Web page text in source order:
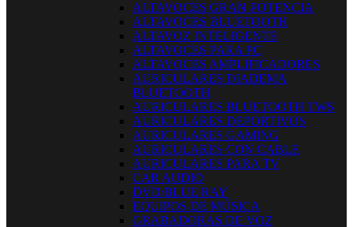
ALTAVOCES GRAN POTENCIA
ALTAVOCES BLUETOOTH
ALTAVOZ INTELIGENTE
ALTAVOCES PARA PC
ALTAVOCES AMPLIFICADORES
AURICULARES DIADEMA
BLUETOOTH
AURICULARES BLUETOOTH TWS
AURICULARES DEPORTIVOS
AURICULARES GAMING
AURICULARES CON CABLE
AURICULARES PARA TV
CAR AUDIO
DVD/BLUE RAY
EQUIPOS DE MÚSICA
GRABADORAS DE VOZ